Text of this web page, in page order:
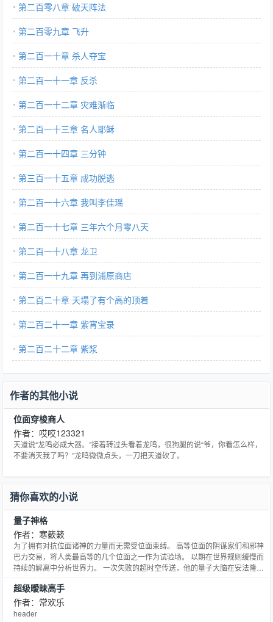
第二百零八章 破天阵法
第二百零九章 飞升
第二百一十章 杀人夺宝
第二百一十一章 反杀
第二百一十二章 灾难渐临
第二百一十三章 名人耶稣
第二百一十四章 三分钟
第三百一十五章 成功脱逃
第二百一十六章 我叫李佳瑶
第二百一十七章 三年六个月零八天
第二百一十八章 龙卫
第二百一十九章 再到浦原商店
第二百二十章 天塌了有个高的顶着
第二百二十一章 紫宵宝录
第二百二十二章 紫浆
作者的其他小说
位面穿梭商人
作者：哎哎123321
天道说“龙鸣必成大器。”接着转过头看着龙鸣，很狗腿的说“爷，你看怎么样，
不要消灭我了吗？”龙鸣微微点头，一刀把天道砍了。
猜你喜欢的小说
量子神格
作者：寒簌簌
为了拥有对抗位面诸神的力量而无需受位面束缚。 高等位面的阴谋家们和邪神
巴力交易，将人类最高等的几个位面之一作为试验场。 以期在世界规则缓慢而
持续的解离中分析世界力。 一次失败的超时空传送，他的量子大脑在安法隆获
道路上他发现了一些不同寻常的迹象，但是面对阴谋的编织者们却显得那样渺
小无力。 当他走上了诸多先行者用鲜血铺就的真相之路
超级暧昧高手
作者：常欢乐
header